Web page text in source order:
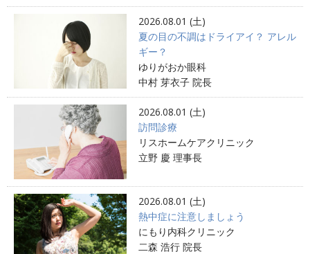
2026.08.01 (土)
夏の目の不調はドライアイ？ アレル
ギー？
ゆりがおか眼科
中村 芽衣子 院長
2026.08.01 (土)
訪問診療
リスホームケアクリニック
立野 慶 理事長
2026.08.01 (土)
熱中症に注意しましょう
にもり内科クリニック
二森 浩行 院長